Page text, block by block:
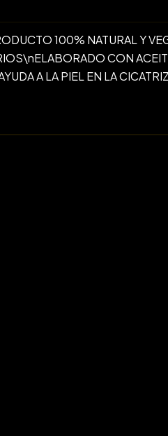
100% NATURAL Y
CON
A LA PIEL EN LA